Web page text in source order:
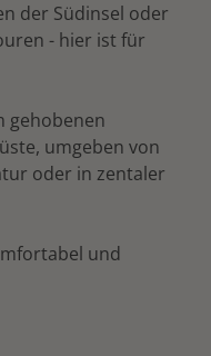
der Südinsel oder
- hier ist für
gehobenen
umgeben von
oder in zentaler
und